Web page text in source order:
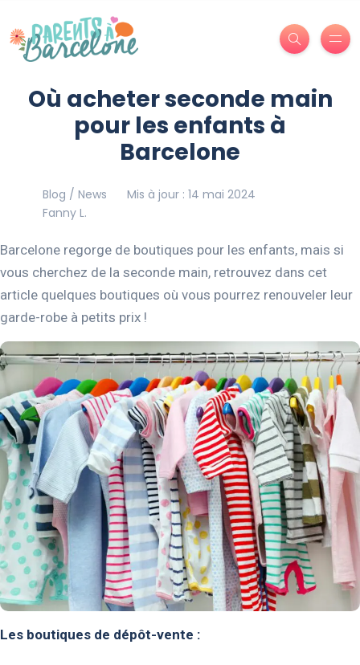
Où acheter seconde main
pour les enfants à
Barcelone
Blog / News
Mis à jour : 14 mai 2024
Fanny L.
Barcelone regorge de boutiques pour les enfants, mais si
vous cherchez de la seconde main, retrouvez dans cet
article quelques boutiques où vous pourrez renouveler leur
garde-robe à petits prix !
Les boutiques de dépôt-vente :